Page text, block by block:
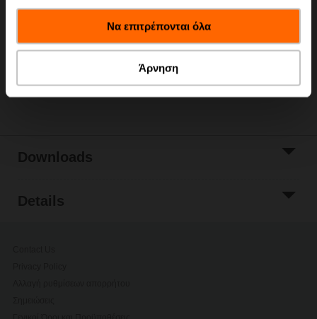
έχουν συλλέξει σε σχέση με την από μέρους σας χρήση
των υπηρεσιών τους.Να επιτρέπονται όλα
Άρνηση
Add to Project
Share
Downloads
Details